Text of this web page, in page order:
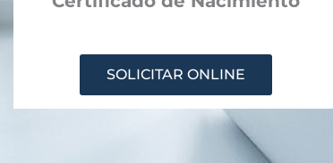
SOLICITAR ONLINE